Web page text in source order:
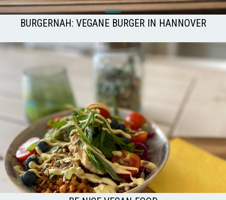
BURGERNAH: VEGANE BURGER IN HANNOVER